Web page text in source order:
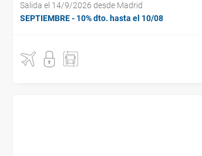
Salida el 14/9/2026 desde Madrid
SEPTIEMBRE - 10% dto. hasta el 10/08